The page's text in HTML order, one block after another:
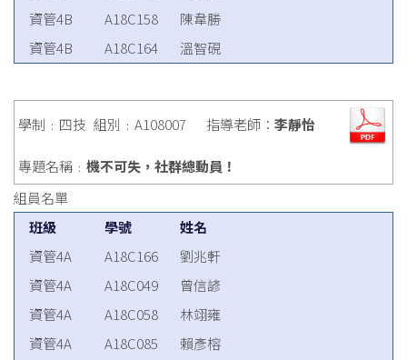
資管4B
A18C158
陳韋勝
資管4B
A18C164 溫智硯
學制﹕四技 組別﹕A108007 指導老師： 李靜怡
專題名稱﹕ 機不可失，社群總動員！
組員名單
班級
學號
姓名
資管4A
A18C166
劉兆軒
資管4A
A18C049
曾信諺
資管4A
A18C058
林翊雍
資管4A
A18C085
賴彥榕